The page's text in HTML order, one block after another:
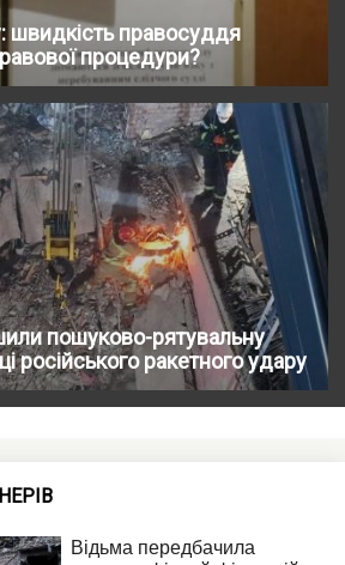
швидкість правосуддя
процедури?
пошуково-рятувальну
російського ракетного удару